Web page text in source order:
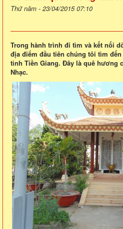
Thứ năm - 23/04/2015 07:10
Trong hành trình đi tìm và kết nối
địa điểm đầu tiên chúng tôi tìm
tỉnh Tiền Giang. Đây là quê hương
Nhạc.